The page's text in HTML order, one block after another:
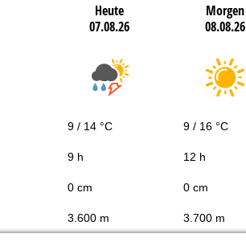
Heute
07.08.26
Morgen
08.08.26
9 / 14 °C 9 / 16 °C
9 h 12 h
0 cm 0 cm
3.600 m 3.700 m